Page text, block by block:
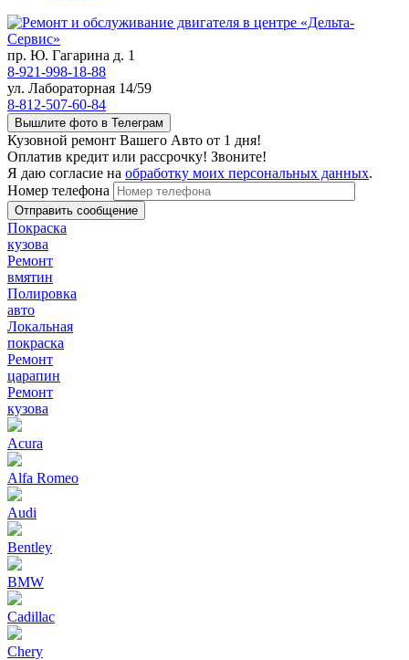
пр. Ю. Гагарина д. 1
8-921-998-18-88
ул. Лабораторная 14/59
8-812-507-60-84
Вышлите фото в Телеграм
Кузовной ремонт Вашего Авто от 1 дня!
Оплатив кредит или рассрочку! Звоните!
Я даю согласие на обработку моих персональных данных.
Номер телефона
Покраска
кузова
Ремонт
вмятин
Полировка
авто
Локальная
покраска
Ремонт
царапин
Ремонт
кузова
Acura
Alfa Romeo
Audi
Bentley
BMW
Cadillac
Chery